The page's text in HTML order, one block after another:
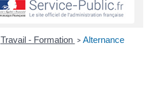
Travail - Formation > Alternance